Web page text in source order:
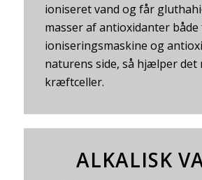
ioniseret vand og får
masser af antioxidanter både
ioniseringsmaskine og
naturens side, så hjælper det
kræftceller.
ALKALISK